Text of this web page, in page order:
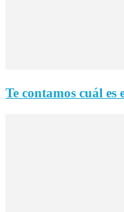
Te contamos cuál